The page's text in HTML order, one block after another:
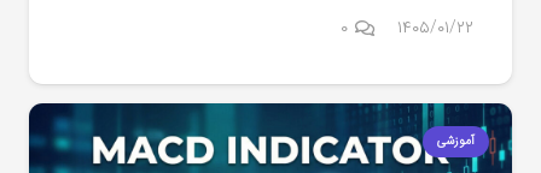
۱۴۰۵/۰۱/۲۲ ۰
آموزشی